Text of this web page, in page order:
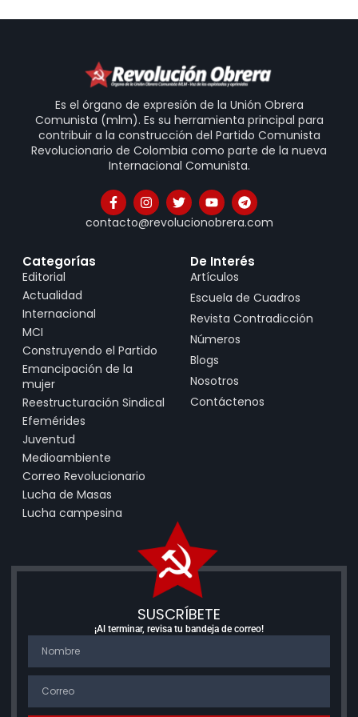
Es el órgano de expresión de la Unión Obrera
Comunista (mlm). Es su herramienta principal para
contribuir a la construcción del Partido Comunista
Revolucionario de Colombia como parte de la nueva
Internacional Comunista.
contacto@revolucionobrera.com
Categorías
Editorial
Actualidad
Internacional
MCI
Construyendo el Partido
Emancipación de la
mujer
Reestructuración Sindical
Efemérides
Juventud
Medioambiente
Correo Revolucionario
Lucha de Masas
Lucha campesina
De Interés
Artículos
Escuela de Cuadros
Revista Contradicción
Números
Blogs
Nosotros
Contáctenos
SUSCRÍBETE
¡Al terminar, revisa tu bandeja de correo!